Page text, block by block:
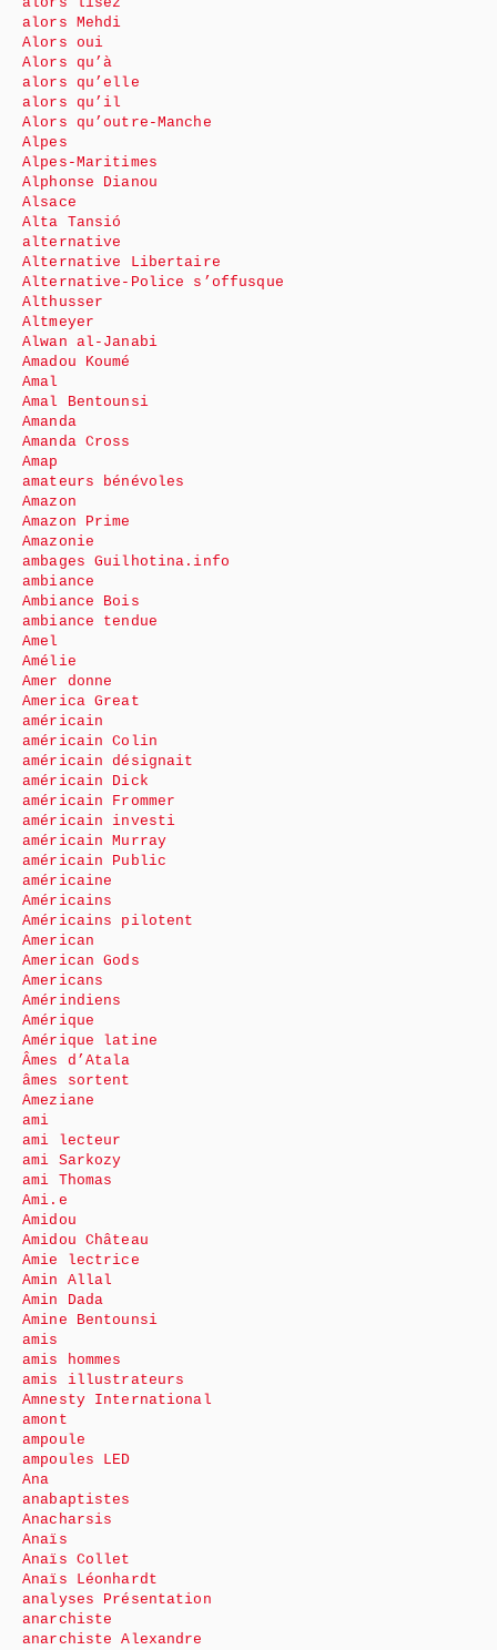
alors Mehdi
Alors oui
Alors qu’à
alors qu’elle
alors qu’il
Alors qu’outre-Manche
Alpes
Alpes-Maritimes
Alphonse Dianou
Alsace
Alta Tansió
alternative
Alternative Libertaire
Alternative-Police s’offusque
Althusser
Altmeyer
Alwan al-Janabi
Amadou Koumé
Amal
Amal Bentounsi
Amanda
Amanda Cross
Amap
amateurs bénévoles
Amazon
Amazon Prime
Amazonie
ambages Guilhotina.info
ambiance
Ambiance Bois
ambiance tendue
Amel
Amélie
Amer donne
America Great
américain
américain Colin
américain désignait
américain Dick
américain Frommer
américain investi
américain Murray
américain Public
américaine
Américains
Américains pilotent
American
American Gods
Americans
Amérindiens
Amérique
Amérique latine
Âmes d’Atala
âmes sortent
Ameziane
ami
ami lecteur
ami Sarkozy
ami Thomas
Ami.e
Amidou
Amidou Château
Amie lectrice
Amin Allal
Amin Dada
Amine Bentounsi
amis
amis hommes
amis illustrateurs
Amnesty International
amont
ampoule
ampoules LED
Ana
anabaptistes
Anacharsis
Anaïs
Anaïs Collet
Anaïs Léonhardt
analyses Présentation
anarchiste
anarchiste Alexandre